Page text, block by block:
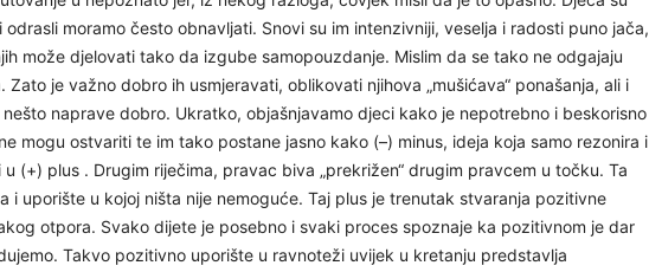
moramo često obnavljati. Snovi su im intenzivniji, veselja i radosti puno jača,
može djelovati tako da izgube samopouzdanje. Mislim da se tako ne odgajaju
Zato je važno dobro ih usmjeravati, oblikovati njihova „mušićava“ ponašanja, ali i
naprave dobro. Ukratko, objašnjavamo djeci kako je nepotrebno i beskorisno
mogu ostvariti te im tako postane jasno kako (–) minus, ideja koja samo rezonira i
(+) plus . Drugim riječima, pravac biva „prekrižen“ drugim pravcem u točku. Ta
i uporište u kojoj ništa nije nemoguće. Taj plus je trenutak stvaranja pozitivne
otpora. Svako dijete je posebno i svaki proces spoznaje ka pozitivnom je dar
Takvo pozitivno uporište u ravnoteži uvijek u kretanju predstavlja